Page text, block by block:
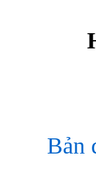
Bản